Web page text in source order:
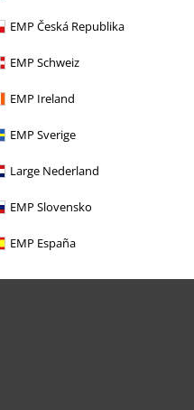
EMP Česká Republika
EMP Schweiz
EMP Ireland
EMP Sverige
Large Nederland
EMP Slovensko
EMP España
Kč 549,00
Tričko